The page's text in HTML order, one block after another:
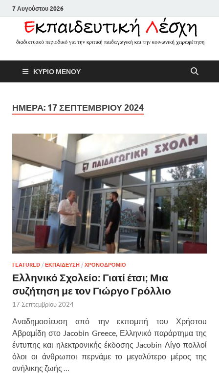
7 Αυγούστου 2026
κριτική παιδαγωγική και την
κοινωνική χειραφέτηση
ΚΥΡΙΟ ΜΕΝΟΥ
ΗΜΕΡΑ: 17 ΣΕΠΤΕΜΒΡΙΟΥ 2024
FEATURED / ΕΚΠΑΙΔΕΥΣΗ / ΧΡΟΝΟΔΡΟΜΙΟ
Ελληνικό Σχολείο: Γιατί έτσι; Μια
συζήτηση με τον Γιώργο Γρόλλιο
17 Σεπτεμβρίου 2024
Αναδημοσίευση από την εκπομπή του Χρήστου
Αβραμίδη στο Jacobin Greece, Ελληνικό παράρτημα της
έντυπης και ηλεκτρονικής έκδοσης Jacobin Λίγο πολλοί
όλοι οι άνθρωποι περνάμε το μεγαλύτερο μέρος της
ανήλικης ζωής …